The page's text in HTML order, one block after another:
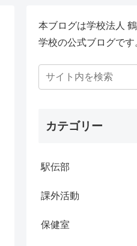
本ブログは学校法人
学校の公式ブログです
カテゴリー
駅伝部
課外活動
保健室